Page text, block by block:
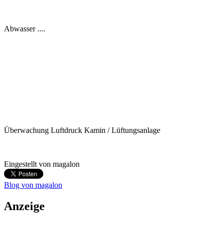
Abwasser ....
Überwachung Luftdruck Kamin / Lüftungsanlage
Eingestellt von magalon
Blog von magalon
Anzeige